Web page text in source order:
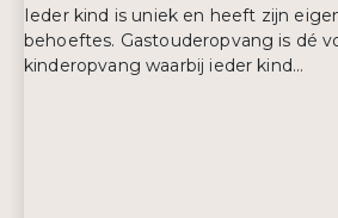
Ieder kind is uniek en heeft zijn
behoeftes. Gastouderopvang is dé
kinderopvang waarbij ieder kind...